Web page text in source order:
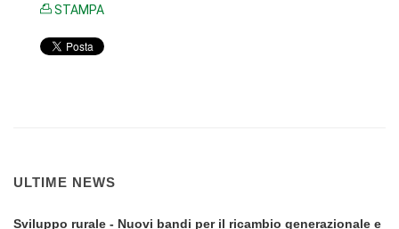
STAMPA
ULTIME NEWS
Sviluppo rurale - Nuovi bandi per il ricambio generazionale e